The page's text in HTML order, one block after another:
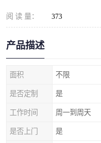
阅 读 量： 373
产品描述
面积 不限
是否定制 是
工作时间 周一到周天
是否上门 是